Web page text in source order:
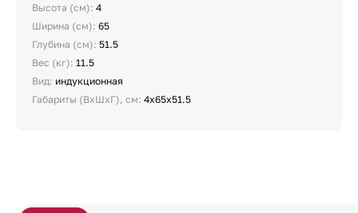
Высота (см): 4
Ширина (см): 65
Глубина (см): 51.5
Вес (кг): 11.5
Вид: индукционная
Габариты (ВхШхГ), см: 4х65х51.5